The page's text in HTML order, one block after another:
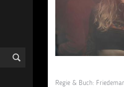
Regie & Buch: